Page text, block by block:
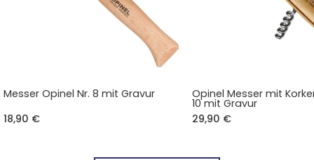
Messer Opinel Nr. 8 mit Gravur
18,90 €
Opinel Messer mit
10 mit Gravur
29,90 €